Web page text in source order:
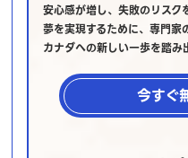
安心感が増し、失敗のリスク
夢を実現するために、専門家
カナダへの新しい一歩を踏み
今すぐ